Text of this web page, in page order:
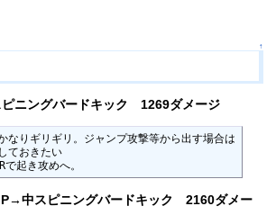
↑
ニングバードキック 1269ダメージ
なりギリギリ。ジャンプ攻撃等から出す場合は
ておきたい
で起き攻めへ。
中スピニングバードキック 2160ダメー